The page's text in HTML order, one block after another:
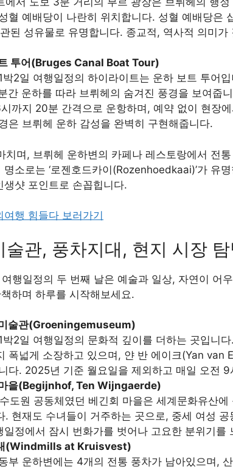
혈 예배당이 나란히 위치합니다. 성혈 예배당은
관된 성유물로 유명합니다. 종교적, 역사적 의미
투어(Bruges Canal Boat Tour)
박2일 여행일정의 하이라이트는 운하 보트 투어
간 운하를 따라 브뤼헤의 숨겨진 풍경을 보여줍
까지 20분 간격으로 운항하며, 예약 없이 현장
은 브뤼헤 운하 감성을 완벽히 구현해줍니다.
치며, 브뤼헤 운하변의 카페나 레스토랑에서 전
명소로는 ‘로젠호드카이(Rozenhoedkaai)’가 유
생샷 포인트로 손꼽힙니다.
행 힘들다 보러가기
술관, 풍차지대, 현지 시장
여행일정의 두 번째 날은 예술과 일상, 자연이 어
하며 하루를 시작해보세요.
술관(Groeningemuseum)
박2일 여행일정의 문화적 깊이를 더하는 곳입니
폭넓게 소장하고 있으며, 얀 반 에이크(Yan van
다. 2025년 기준 월요일을 제외하고 매일 오전
을(Begijnhof, Ten Wijngaerde)
도원 공동체였던 베긴회 마을은 세계문화유산
. 현재도 수녀들이 거주하는 곳으로, 중세 여성
일정에서 잠시 번화가를 벗어나 고요한 분위기를
(Windmills at Kruisvest)
부 운하변에는 4개의 전통 풍차가 남아있으며,